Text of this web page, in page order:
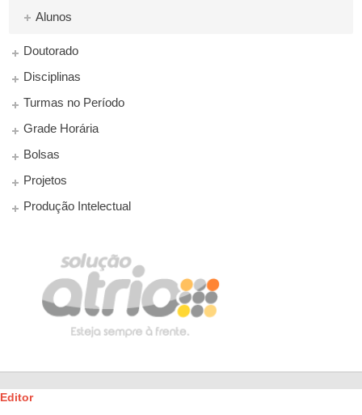
Alunos
Doutorado
Disciplinas
Turmas no Período
Grade Horária
Bolsas
Projetos
Produção Intelectual
Editor